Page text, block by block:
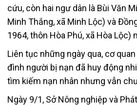
cứu, còn hai ngư dân là Bùi Văn
Minh Thắng, xã Minh Lộc) và
1964, thôn Hòa Phú, xã Hòa Lộc)
Liên tục những ngày qua, cơ
đình người bị nạn đã huy động
tìm kiếm nạn nhân nhưng vẫn
Ngày 9/1, Sở Nông nghiệp và